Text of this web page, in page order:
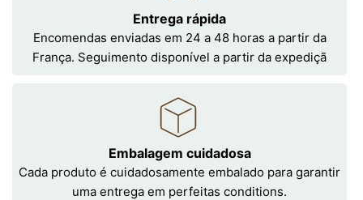
Entrega rápida
Encomendas enviadas em 24 a 48 horas a partir da
França. Seguimento disponível a partir da expediçã
Embalagem cuidadosa
Cada produto é cuidadosamente embalado para garantir
uma entrega em perfeitas conditions.